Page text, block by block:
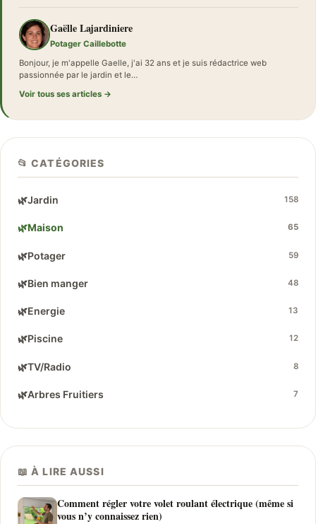
Gaëlle Lajardiniere
Potager Caillebotte
Bonjour, je m'appelle Gaelle, j'ai 32 ans et je suis rédactrice web
passionnée par le jardin et le…
Voir tous ses articles →
📂 CATÉGORIES
🌿Jardin 158
🌿Maison 65
🌿Potager 59
🌿Bien manger 48
🌿Energie 13
🌿Piscine 12
🌿TV/Radio 8
🌿Arbres Fruitiers 7
📖 À LIRE AUSSI
Comment régler votre volet roulant électrique (même si
vous n’y connaissez rien)